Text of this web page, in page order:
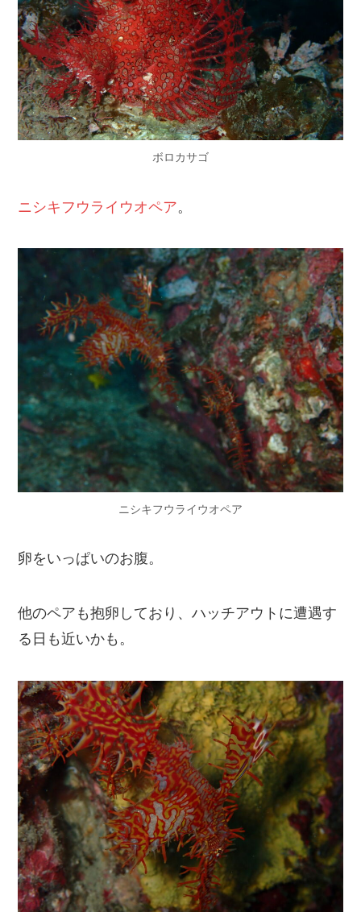
ボロカサゴ
ニシキフウライウオペア。
ニシキフウライウオペア
卵をいっぱいのお腹。
他のペアも抱卵しており、ハッチアウトに遭遇す
る日も近いかも。